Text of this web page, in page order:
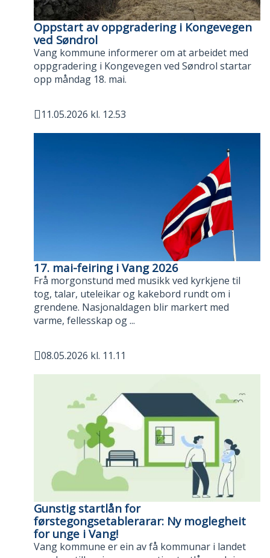
Oppstart av oppgradering i Kongevegen
ved Søndrol
Vang kommune informerer om at arbeidet med
oppgradering i Kongevegen ved Søndrol startar
opp måndag 18. mai.
Publisert
11.05.2026 kl. 12.53
17. mai-feiring i Vang 2026
Frå morgonstund med musikk ved kyrkjene til
tog, talar, uteleikar og kakebord rundt om i
grendene. Nasjonaldagen blir markert med
varme, fellesskap og ...
Publisert
08.05.2026 kl. 11.11
Gunstig startlån for
førstegongsetablerarar: Ny moglegheit
for unge i Vang!
Vang kommune er ein av få kommunar i landet